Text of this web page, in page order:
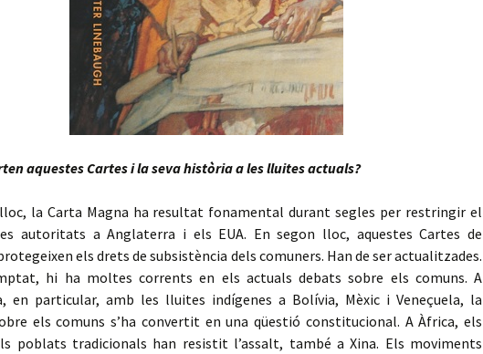
aquestes Cartes i la seva història a les lluites actuals?
la Carta Magna ha resultat fonamental durant segles per restringir el
autoritats a Anglaterra i els EUA. En segon lloc, aquestes Cartes de
els drets de subsistència dels comuners. Han de ser actualitzades.
hi ha moltes corrents en els actuals debats sobre els comuns. A
en particular, amb les lluites indígenes a Bolívia, Mèxic i Veneçuela, la
els comuns s’ha convertit en una qüestió constitucional. A Àfrica, els
poblats tradicionals han resistit l’assalt, també a Xina. Els moviments